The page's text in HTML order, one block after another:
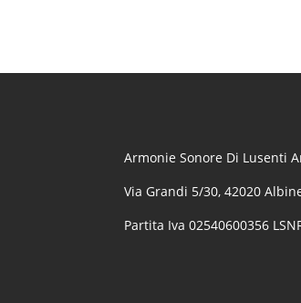
Armonie Sonore Di Lusenti
Via Grandi 5/30, 42020
Partita Iva 02540600356